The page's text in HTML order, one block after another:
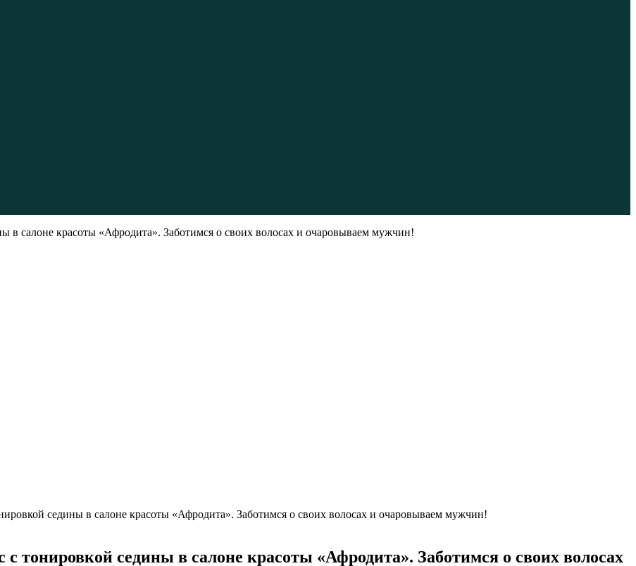
седины в салоне красоты «Афродита». Заботимся о своих волосах и очаровываем мужчин!
тонировкой седины в салоне красоты «Афродита». Заботимся о своих волосах